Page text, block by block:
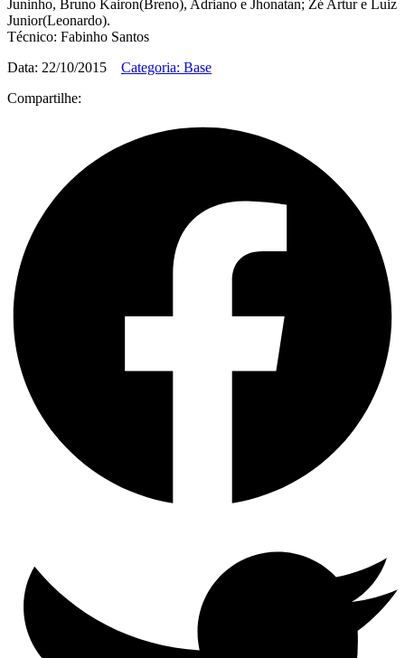
Juninho, Bruno Kairon(Breno), Adriano e Jhonatan; Zé Artur e Luiz
Junior(Leonardo).
Técnico: Fabinho Santos
Data: 22/10/2015
Categoria: Base
Compartilhe: